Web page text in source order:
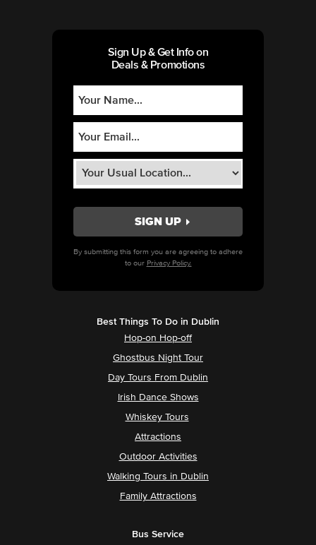
Sign Up & Get Info on
Deals & Promotions
By submitting this form you are agreeing to adhere
to our Privacy Policy.
Best Things To Do in Dublin
Hop-on Hop-off
Ghostbus Night Tour
Day Tours From Dublin
Irish Dance Shows
Whiskey Tours
Attractions
Outdoor Activities
Walking Tours in Dublin
Family Attractions
Bus Service